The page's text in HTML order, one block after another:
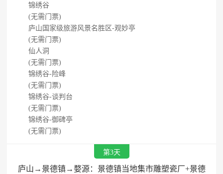
锦绣谷
(无需门票)
庐山国家级旅游风景名胜区-观妙亭
(无需门票)
仙人洞
(无需门票)
锦绣谷-险峰
(无需门票)
锦绣谷-谈判台
(无需门票)
锦绣谷-御碑亭
(无需门票)
第3天
庐山→景德镇→婺源：景德镇当地集市雕塑瓷厂+景德